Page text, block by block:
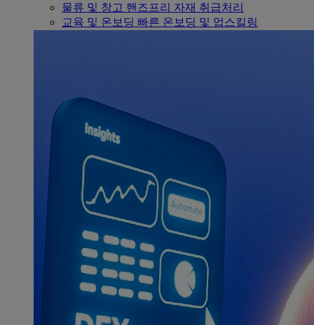
물류 및 창고 핸즈프리 자재 취급처리
교육 및 온보딩 빠른 온보딩 및 업스킬링